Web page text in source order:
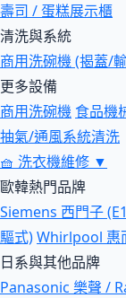
壽司 / 蛋糕展示櫃
清洗與系統
商用洗碗機 (揭蓋/
更多設備
商用洗碗機 食品機
抽氣/通風系統清洗
🧺 洗衣機維修 ▼
歐韓熱門品牌
Siemens 西門子
驅式)Whirlpool 惠
日系與其他品牌
Panasonic 樂聲 /